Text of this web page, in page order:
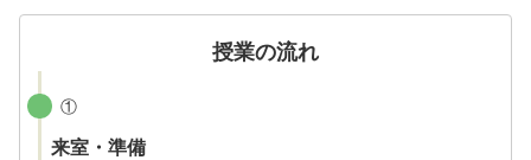
授業の流れ
①
来室・準備